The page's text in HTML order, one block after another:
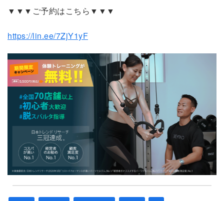
▼▼▼ご予約はこちら▼▼▼
https://lin.ee/7ZjY1yF